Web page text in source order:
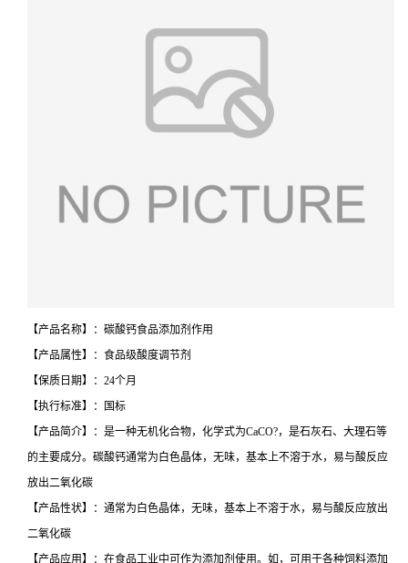
【产品名称】：碳酸钙食品添加剂作用
【产品属性】：食品级酸度调节剂
【保质日期】：24个月
【执行标准】：国标
【产品简介】：是一种无机化合物，化学式为CaCO?，是石灰石、大理石等
的主要成分。碳酸钙通常为白色晶体，无味，基本上不溶于水，易与酸反应
放出二氧化碳
【产品性状】：通常为白色晶体，无味，基本上不溶于水，易与酸反应放出
二氧化碳
【产品应用】：在食品工业中可作为添加剂使用。如，可用于各种饲料添加